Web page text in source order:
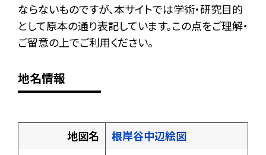
ならないものですが、本サイトでは学術・研究目的
として原本の通り表記しています。この点をご理解・
ご留意の上でご利用ください。
地名情報
地図名
根岸谷中辺絵図